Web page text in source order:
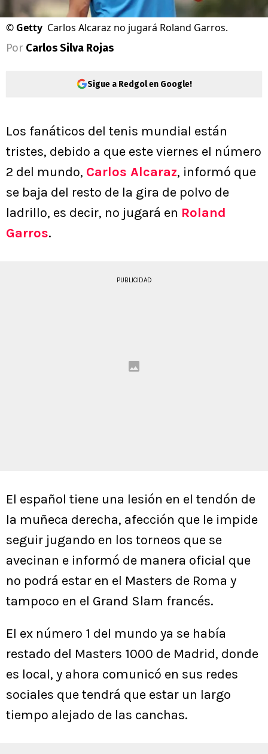
© Getty Carlos Alcaraz no jugará Roland Garros.
Por Carlos Silva Rojas
Sigue a Redgol en Google!
Los fanáticos del tenis mundial están
tristes, debido a que este viernes el número
2 del mundo, Carlos Alcaraz, informó que
se baja del resto de la gira de polvo de
ladrillo, es decir, no jugará en Roland
Garros.
PUBLICIDAD
El español tiene una lesión en el tendón de
la muñeca derecha, afección que le impide
seguir jugando en los torneos que se
avecinan e informó de manera oficial que
no podrá estar en el Masters de Roma y
tampoco en el Grand Slam francés.
El ex número 1 del mundo ya se había
restado del Masters 1000 de Madrid, donde
es local, y ahora comunicó en sus redes
sociales que tendrá que estar un largo
tiempo alejado de las canchas.